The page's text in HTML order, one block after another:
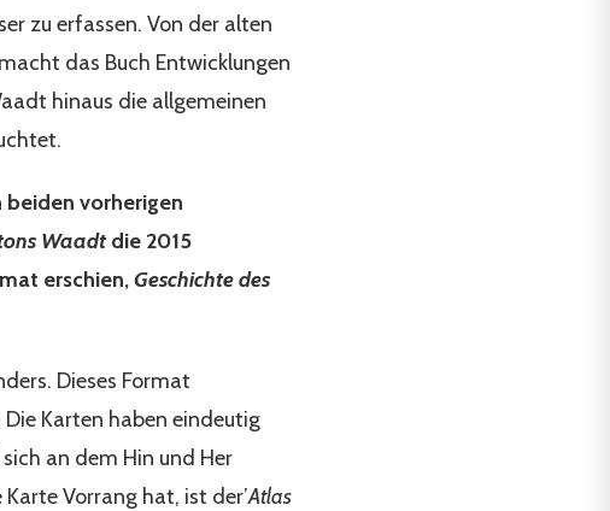
zu erfassen. Von der alten
das Buch Entwicklungen
hinaus die allgemeinen
beiden vorherigen
Waadtdie 2015
erschien,Geschichte des
Dieses Format
Karten haben eindeutig
an dem Hin und Her
Vorrang hat, ist der’Atlas